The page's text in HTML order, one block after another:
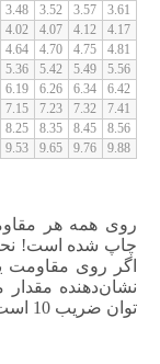
3.61
3.57
3.52
3.48
4.17
4.12
4.07
4.02
4.81
4.75
4.70
4.64
5.56
5.49
5.42
5.36
6.42
6.34
6.26
6.19
7.41
7.32
7.23
7.15
8.56
8.45
8.35
8.25
9.88
9.76
9.65
9.53
چاپ شده است!
نشان‌دهنده مقدار
توان ضریب 10 است!